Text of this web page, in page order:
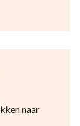
naar